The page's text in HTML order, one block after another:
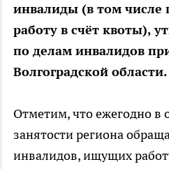
инвалиды (в том
работу в счёт квоты),
по делам инвалидов
Волгоградской области.
Отметим, что ежегодно в
занятости региона
инвалидов, ищущих